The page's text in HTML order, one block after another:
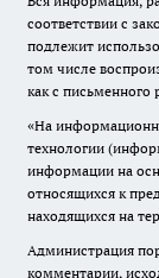
соответствии с
подлежит
том числе
как с письменного
«На
технологии
информации на
относящихся к
находящихся на
Администрация
комментарии,